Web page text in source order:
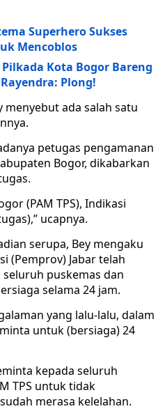
Superhero Sukses
Mencoblos
Kota Bogor Bareng
Plong!
menyebut ada salah satu
petugas pengamanan
Bogor, dikabarkan
(PAM TPS), Indikasi
ucapnya.
serupa, Bey mengaku
(Pemprov) Jabar telah
puskemas dan
selama 24 jam.
yang lalu-lalu, dalam
untuk (bersiaga) 24
kepada seluruh
TPS untuk tidak
merasa kelelahan.